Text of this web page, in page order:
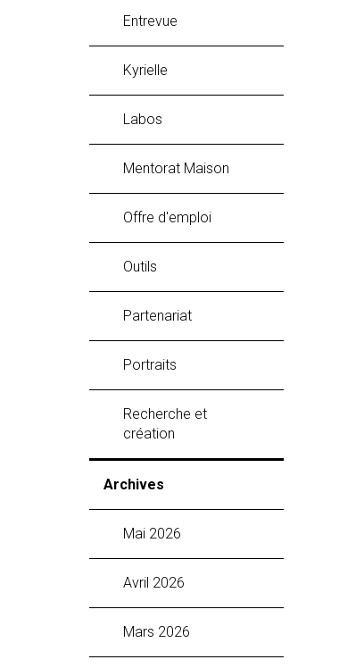
Entrevue
Kyrielle
labos
Mentorat Maison
Offre d'emploi
Outils
Partenariat
Portraits
Recherche et
création
Archives
mai 2026
avril 2026
mars 2026